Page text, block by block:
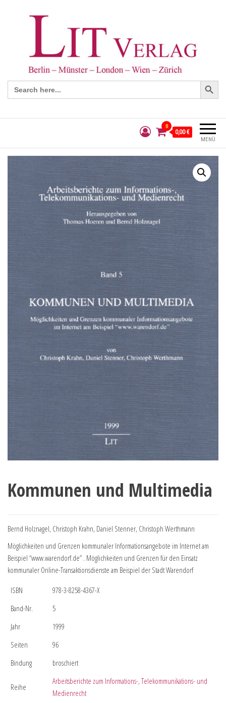
Search
for:
Search Button
MENÜ
0
0,00 €
Kommunen und Multimedia
Bernd Holznagel, Christoph Krahn, Daniel Stenner, Christoph Werthmann
Möglichkeiten und Grenzen kommunaler Informationsangebote im Internet am
Beispiel “www.warendorf.de” . Möglichkeiten und Grenzen für den Einsatz
kommunaler Online-Transaktionsdienste am Beispiel der Stadt Warendorf
ISBN
978-3-8258-4367-X
Band-Nr.
5
Jahr
1999
Seiten
96
Bindung
broschiert
Reihe
Arbeitsberichte zum Informations-, Telekommunikations- und
Medienrecht